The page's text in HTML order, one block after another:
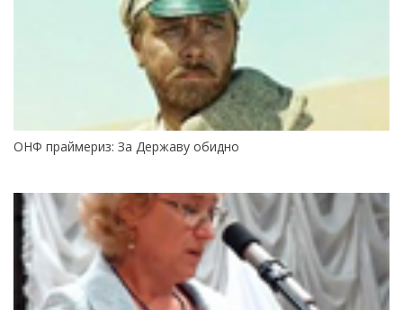
ОНФ праймериз: За Державу обидно